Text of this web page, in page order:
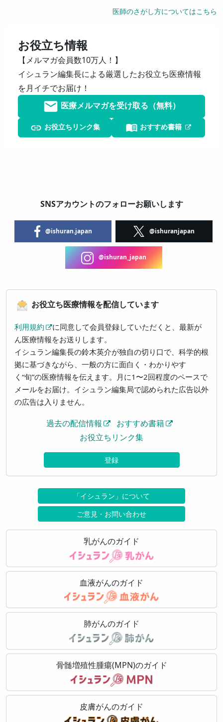
医師のさがし方についてはこちら
お役立ち情報
【メルマガ会員数10万人！】
イシュラン編集長による厳選したお役立ち医療情報
を月イチでお届け！
医療メルマガを受け取る（無料）
お役立ちリンク集 おすすめ書籍
SNSアカウントのフォローお願いします
@ishuran.japan @ishuranjapan
@ishuran_japan
お役立ち医療情報を配信しています
利用規約
に同意して会員登録していただくと、最新が
ん医療情報をお送りします。
イシュラン編集長の鈴木英介が独自の切り口で、科学的根
拠に基づきながら、一般の方に面白く・わかりやす
く“旬”の医療情報を伝えます。月に1〜2回程度のペースで
メールをお届け。イシュラン編集局で認められた広告以外
の広告は入りません。
過去の配信情報
おすすめ書籍
お役立ちリンク集
登録
「イシュラン」について
ご意見・お問い合わせ
乳がんのガイド
血液がんのガイド
肺がんのガイド
骨髄増殖性腫瘍(MPN)のガイド
皮膚がんのガイド